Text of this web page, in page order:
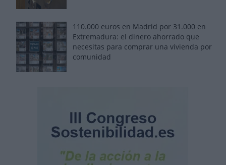
110.000 euros en Madrid por 31.000 en
Extremadura: el dinero ahorrado que
necesitas para comprar una vivienda por
comunidad